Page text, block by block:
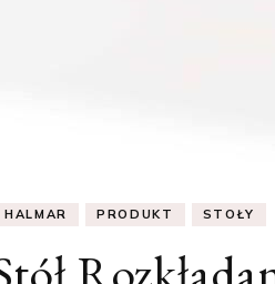
HALMAR PRODUKT STOŁY